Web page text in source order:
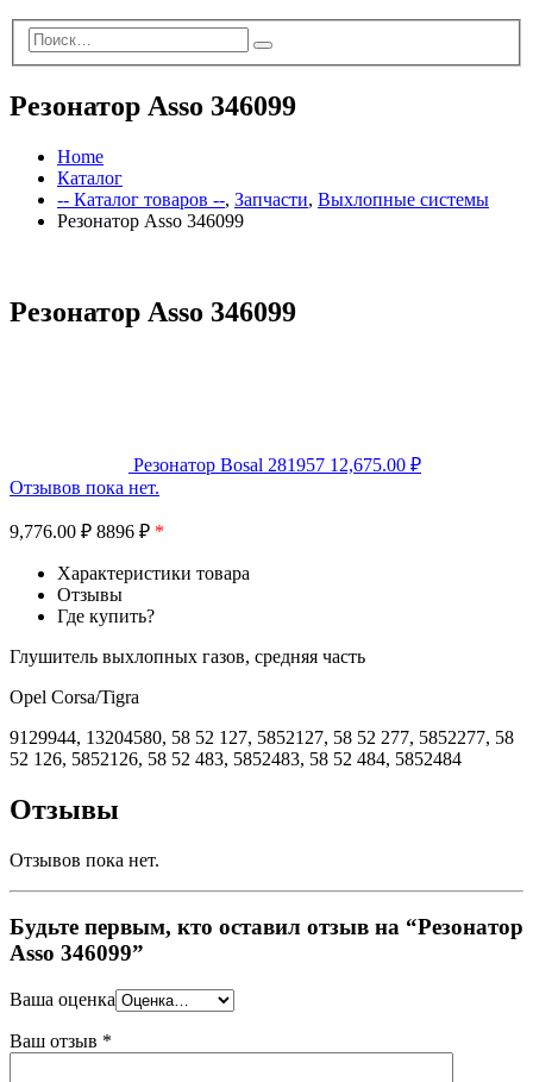
Резонатор Asso 346099
Home
Каталог
-- Каталог товаров --, Запчасти, Выхлопные системы
Резонатор Asso 346099
Резонатор Asso 346099
Резонатор Bosal 281957 12,675.00 ₽
Отзывов пока нет.
9,776.00 ₽ 8896 ₽ *
Характеристики товара
Отзывы
Где купить?
Глушитель выхлопных газов, средняя часть
Opel Corsa/Tigra
9129944, 13204580, 58 52 127, 5852127, 58 52 277, 5852277, 58
52 126, 5852126, 58 52 483, 5852483, 58 52 484, 5852484
Отзывы
Отзывов пока нет.
Будьте первым, кто оставил отзыв на “Резонатор
Asso 346099”
Ваша оценка
Ваш отзыв *